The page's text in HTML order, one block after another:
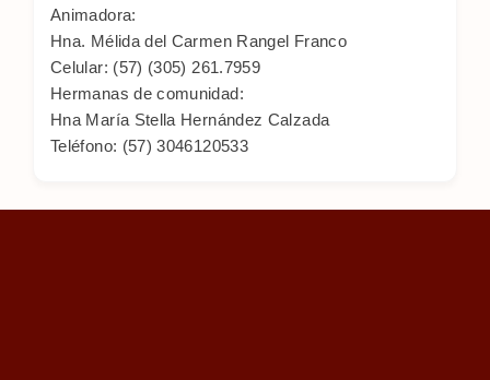
Animadora:
Hna. Mélida del Carmen Rangel Franco
Celular: (57) (305) 261.7959
Hermanas de comunidad:
Hna María Stella Hernández Calzada
Teléfono: (57) 3046120533